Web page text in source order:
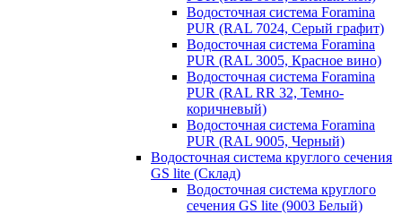
Водосточная система Foramina
PUR (RAL 7024, Серый графит)
Водосточная система Foramina
PUR (RAL 3005, Красное вино)
Водосточная система Foramina
PUR (RAL RR 32, Темно-
коричневый)
Водосточная система Foramina
PUR (RAL 9005, Черный)
Водосточная система круглого сечения
GS lite (Склад)
Водосточная система круглого
сечения GS lite (9003 Белый)